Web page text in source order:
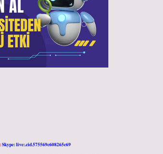
Skype: live:.cid.575569c608265c69